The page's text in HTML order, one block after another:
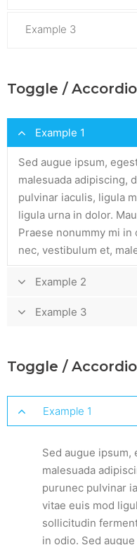
Sed augue ipsum,
vitae euis mod ligula
fermentum liber.
augue ipsum,
adipiscing, dui.
Example 3
malesuada
vitae euis mod ligula
fermentum liber.
augue ipsum,
adipiscing, dui.
Toggle /
Example 1
Sed augue ipsum,
malesuada adipiscing,
pulvinar iaculis, ligula
ligula urna in dolor.
Praese nonummy mi in
nec, vestibulum et,
Example 2
Sed augue ipsum,
ligula urna in dolor.
nec, vestibulum et,
Example 3
malesuada adipiscing,
pulvinar iaculis, ligula
ligula urna in dolor.
Praese nonummy mi in
nec, vestibulum et,
Toggle /
Example 1
Sed augue ipsum,
malesuada
purunec pulvinar
vitae euis mod
sollicitudin
in odio. Sed